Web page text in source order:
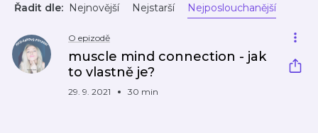
Řadit dle: Nejnovější Nejstarší Nejposlouchanější
O epizodě
muscle mind connection - jak
to vlastně je?
29. 9. 2021 30 min